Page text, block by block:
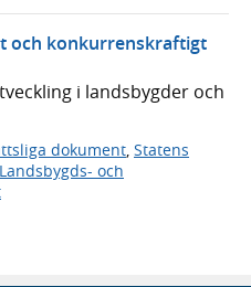
och konkurrenskraftigt
i landsbygder och
dokument, Statens
Landsbygds- och